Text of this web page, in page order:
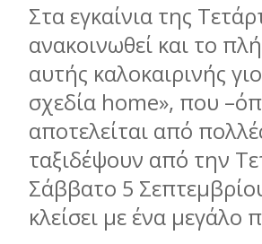
Στα εγκαίνια της
ανακοινωθεί και το
αυτής καλοκαιρινής
σχεδία home», που
αποτελείται από
ταξιδέψουν από την
Σάββατο 5
κλείσει με ένα μεγάλο